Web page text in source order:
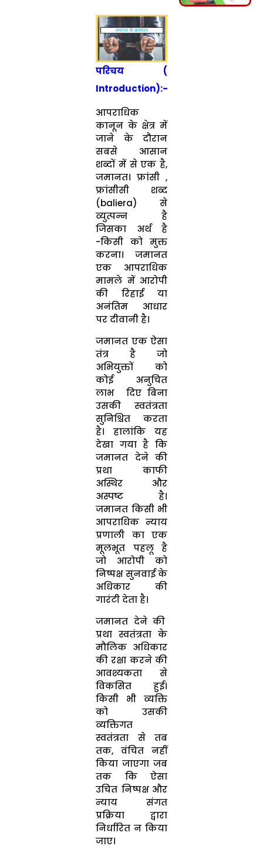
परिचय (
Introduction):-
आपराधिक
कानून के क्षेत्र में
जाने के दौरान
सबसे आसान
शब्दों में से एक है,
जमानत। फ्रांसी ,
फ्रांसीसी शब्द
(baliera) से
व्युत्पन्न है
जिसका अर्थ है
-किसी को मुक्त
करना। जमानत
एक आपराधिक
मामले में आरोपी
की रिहाई या
अनंतिम आधार
पर दीवानी है।
जमानत एक ऐसा
तंत्र है जो
अभियुक्तों को
कोई अनुचित
लाभ दिए बिना
उसकी स्वतंत्रता
सुनिश्चित करता
है। हालांकि यह
देखा गया है कि
जमानत देने की
प्रथा काफी
अस्थिर और
अस्पष्ट है।
जमानत किसी भी
आपराधिक न्याय
प्रणाली का एक
मूलभूत पहलू है
जो आरोपी को
निष्पक्ष सुनवाई के
अधिकार की
गारंटी देता है।
जमानत देने की
प्रथा स्वतंत्रता के
मौलिक अधिकार
की रक्षा करने की
आवश्यकता से
विकसित हुई।
किसी भी व्यक्ति
को उसकी
व्यक्तिगत
स्वतंत्रता से तब
तक, वंचित नहीं
किया जाएगा जब
तक कि ऐसा
उचित निष्पक्ष और
न्याय संगत
प्रक्रिया द्वारा
निर्धारित न किया
जाए।